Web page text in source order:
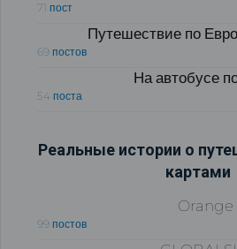
71 пост
Путешествие по
69 постов
На автобусе
54 поста
Реальные истории о
картами
Orange
99 постов